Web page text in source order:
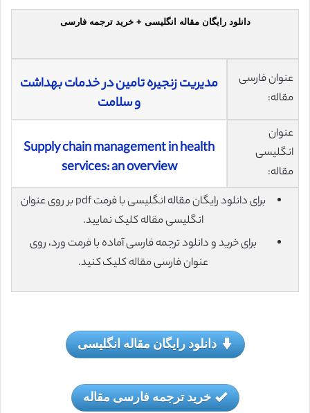
دانلود رایگان مقاله انگلیسی + خرید ترجمه فارسی
عنوان فارسی
مقاله:
مدیریت زنجیره تامین در خدمات بهداشت
و سلامت
عنوان
انگلیسی
مقاله:
Supply chain management in health
services: an overview
برای دانلود رایگان مقاله انگلیسی با فرمت pdf بر روی عنوان
انگلیسی مقاله کلیک نمایید.
برای خرید و دانلود ترجمه فارسی آماده با فرمت ورد، روی
عنوان فارسی مقاله کلیک کنید.
دانلود رایگان مقاله انگلیسی
خرید ترجمه فارسی مقاله